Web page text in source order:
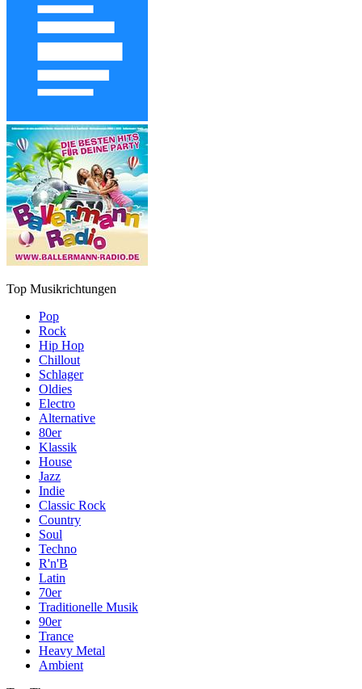
Top Musikrichtungen
Pop
Rock
Hip Hop
Chillout
Schlager
Oldies
Electro
Alternative
80er
Klassik
House
Jazz
Indie
Classic Rock
Country
Soul
Techno
R'n'B
Latin
70er
Traditionelle Musik
90er
Trance
Heavy Metal
Ambient